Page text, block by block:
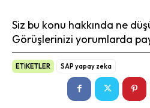
Siz bu konu hakkında ne
Görüşlerinizi yorumlarda
ETİKETLER SAP yapay zeka